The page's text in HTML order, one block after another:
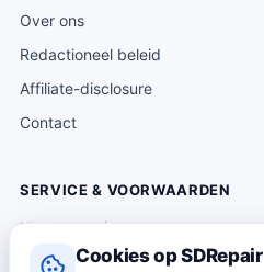
Cookies op SDRepair
Over ons
Redactioneel beleid
Affiliate-disclosure
Contact
SERVICE & VOORWAARDEN
Klantenservice
Verzending & levering